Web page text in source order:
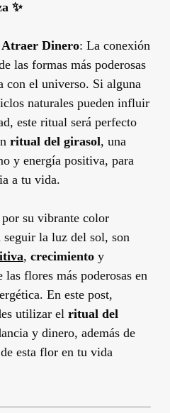
✨
Dinero: La conexión
las formas más poderosas
con el universo. Si alguna
naturales pueden influir
este ritual será perfecto
ritual del girasol, una
y energía positiva, para
a tu vida.
su vibrante color
la luz del sol, son
, crecimientoy
las flores más poderosas en
En este post,
utilizar el ritual del
y dinero, además de
esta flor en tu vida